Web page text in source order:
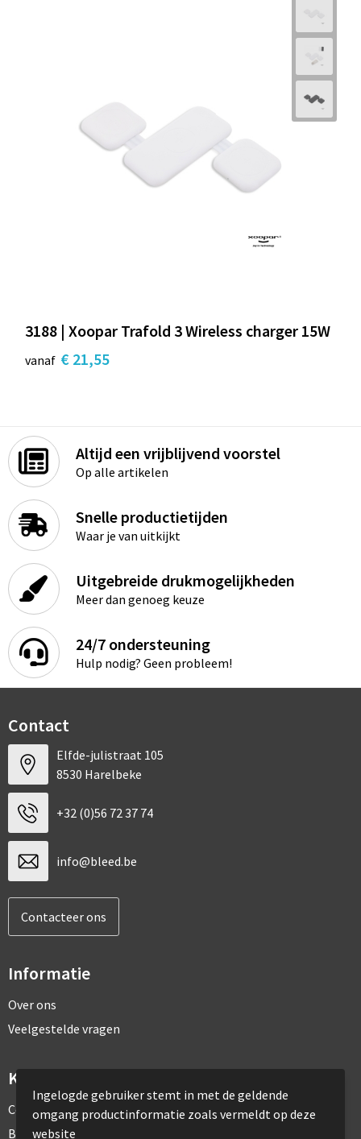
3188 | Xoopar Trafold 3 Wireless charger 15W
vanaf € 21,55
Altijd een vrijblijvend voorstel
Op alle artikelen
Snelle productietijden
Waar je van uitkijkt
Uitgebreide drukmogelijkheden
Meer dan genoeg keuze
24/7 ondersteuning
Hulp nodig? Geen probleem!
Contact
Elfde-julistraat 105
8530 Harelbeke
+32 (0)56 72 37 74
info@bleed.be
Contacteer ons
Informatie
Over ons
Veelgestelde vragen
Klantenservice
Contact
Bestelling & Bezorging
Ingelogde gebruiker stemt in met de geldende
omgang productinformatie zoals vermeldt op deze
website